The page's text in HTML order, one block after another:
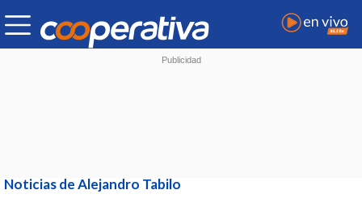
Noticias de Alejandro Tabilo